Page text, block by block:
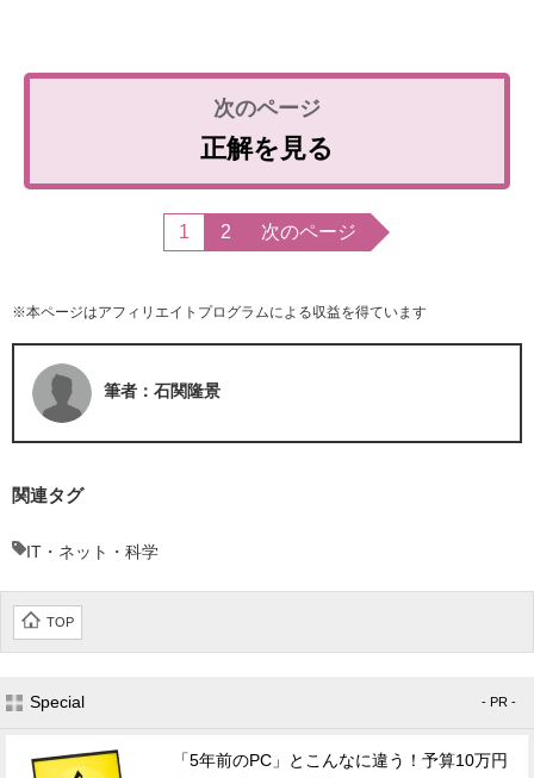
正解を見る
1 2 次のページ
※本ページはアフィリエイトプログラムによる収益を得ています
筆者：石関隆景
関連タグ
IT・ネット・科学
TOP
Special - PR -
「5年前のPC」とこんなに違う！予算10万円